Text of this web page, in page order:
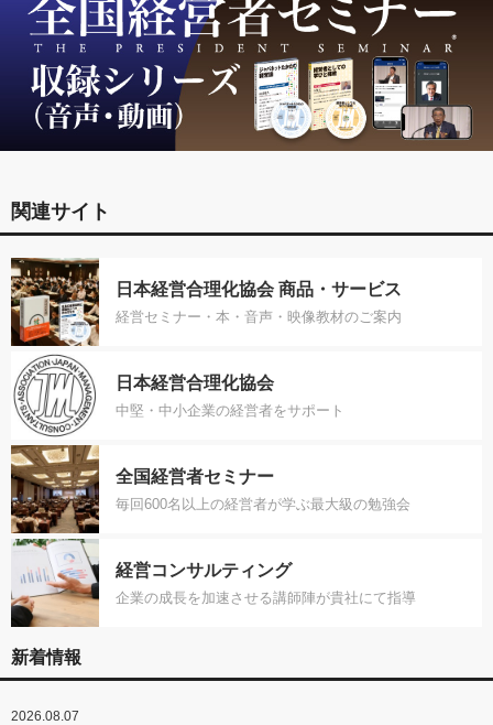
関連サイト
日本経営合理化協会 商品・サービス
経営セミナー・本・音声・映像教材のご案内
日本経営合理化協会
中堅・中小企業の経営者をサポート
全国経営者セミナー
毎回600名以上の経営者が学ぶ最大級の勉強会
経営コンサルティング
企業の成長を加速させる講師陣が貴社にて指導
新着情報
2026.08.07